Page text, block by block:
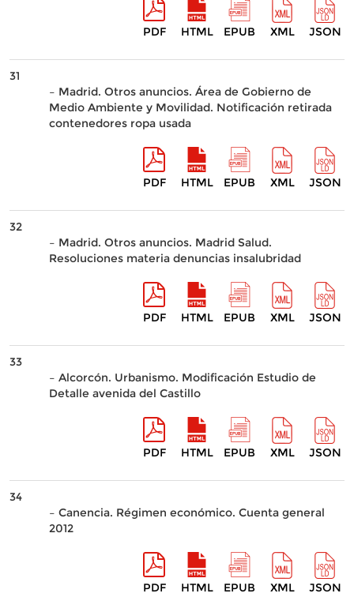
PDF HTML EPUB XML JSON
31
– Madrid. Otros anuncios. Área de Gobierno de
Medio Ambiente y Movilidad. Notificación retirada
contenedores ropa usada
PDF HTML EPUB XML JSON
32
– Madrid. Otros anuncios. Madrid Salud.
Resoluciones materia denuncias insalubridad
PDF HTML EPUB XML JSON
33
– Alcorcón. Urbanismo. Modificación Estudio de
Detalle avenida del Castillo
PDF HTML EPUB XML JSON
34
– Canencia. Régimen económico. Cuenta general
2012
PDF HTML EPUB XML JSON